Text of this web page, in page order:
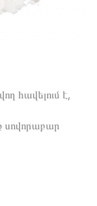
հավելում է,
սովորաբար